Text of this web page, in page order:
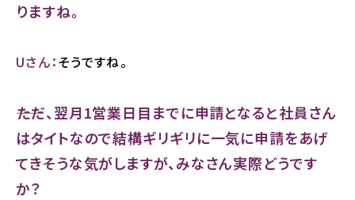
りますね。
Uさん：そうですね。
――ただ、翌月1営業日目までに申請となると社員さん
はタイトなので結構ギリギリに一気に申請をあげ
てきそうな気がしますが、みなさん実際どうです
か？